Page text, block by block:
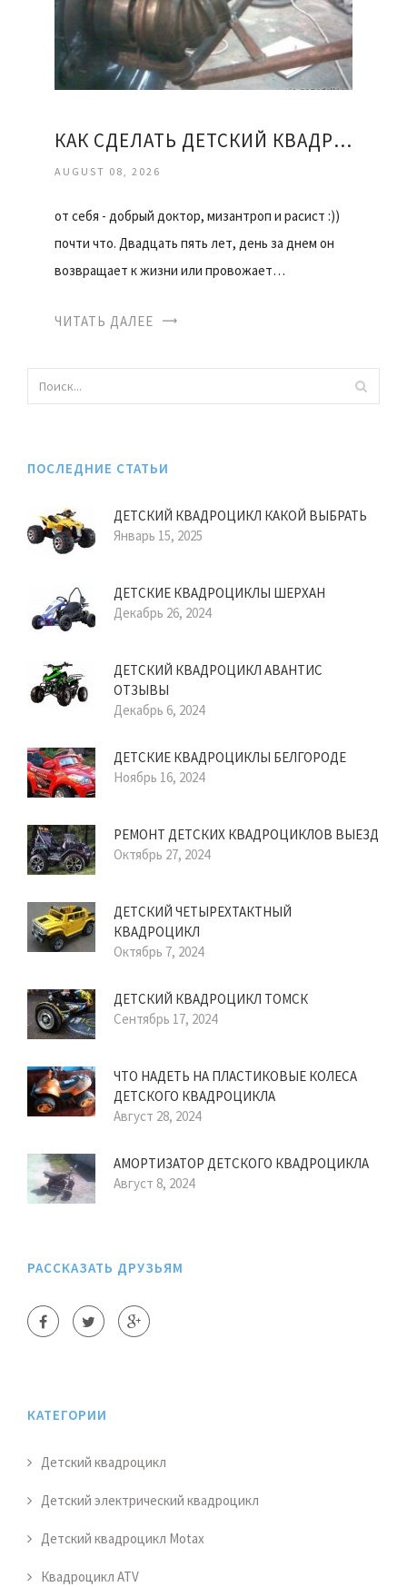
КАК СДЕЛАТЬ ДЕТСКИЙ КВАДРОЦИКЛ СВОИМИ РУКАМИ
AUGUST 08, 2026
от себя - добрый доктор, мизантроп и расист :))
почти что. Двадцать пять лет, день за днем он
возвращает к жизни или провожает…
ЧИТАТЬ ДАЛЕЕ
ПОСЛЕДНИЕ СТАТЬИ
ДЕТСКИЙ КВАДРОЦИКЛ КАКОЙ ВЫБРАТЬ
Январь 15, 2025
ДЕТСКИЕ КВАДРОЦИКЛЫ ШЕРХАН
Декабрь 26, 2024
ДЕТСКИЙ КВАДРОЦИКЛ АВАНТИС
ОТЗЫВЫ
Декабрь 6, 2024
ДЕТСКИЕ КВАДРОЦИКЛЫ БЕЛГОРОДЕ
Ноябрь 16, 2024
РЕМОНТ ДЕТСКИХ КВАДРОЦИКЛОВ ВЫЕЗД
Октябрь 27, 2024
ДЕТСКИЙ ЧЕТЫРЕХТАКТНЫЙ
КВАДРОЦИКЛ
Октябрь 7, 2024
ДЕТСКИЙ КВАДРОЦИКЛ ТОМСК
Сентябрь 17, 2024
ЧТО НАДЕТЬ НА ПЛАСТИКОВЫЕ КОЛЕСА
ДЕТСКОГО КВАДРОЦИКЛА
Август 28, 2024
АМОРТИЗАТОР ДЕТСКОГО КВАДРОЦИКЛА
Август 8, 2024
РАССКАЗАТЬ ДРУЗЬЯМ
КАТЕГОРИИ
Детский квадроцикл
Детский электрический квадроцикл
Детский квадроцикл Motax
Квадроцикл ATV